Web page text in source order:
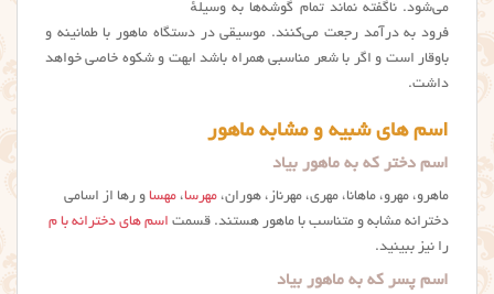
می‌شود. ناگفته نماند تمام گوشه‌ها به وسیلهٔ
فرود به درآمد رجعت می‌کنند. موسیقی در دستگاه ماهور با طمانینه و
باوقار است و اگر با شعر مناسبی همراه باشد ابهت و شکوه خاصی خواهد
داشت.
اسم های شبیه و مشابه ماهور
اسم دختر که به ماهور بیاد
ماهرو، مهرو، ماهانا، مهری، مهرناز، هوران، مهرسا، مهسا و رها از اسامی
دخترانه مشابه و متناسب با ماهور هستند. قسمت اسم های دخترانه با م
را نیز ببینید.
اسم پسر که به ماهور بیاد